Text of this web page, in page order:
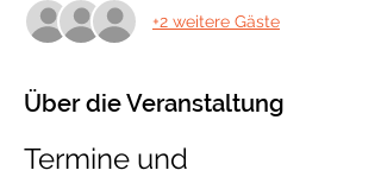
+2 weitere Gäste
Über die Veranstaltung
Termine und